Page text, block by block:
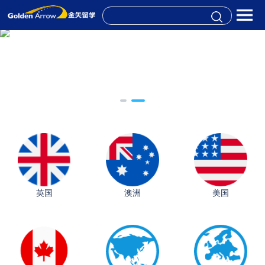
英国 澳洲 美国